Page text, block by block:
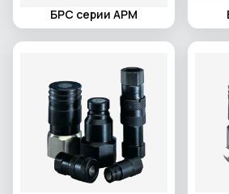
БРС серии APM